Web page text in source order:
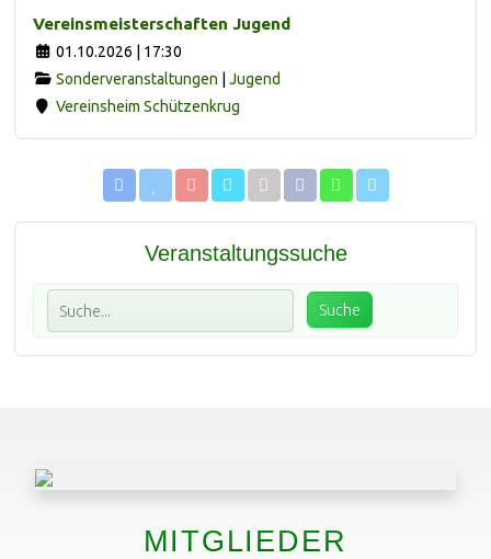
Vereinsmeisterschaften Jugend
01.10.2026 | 17:30
Sonderveranstaltungen
Jugend
Vereinsheim Schützenkrug
Veranstaltungssuche
MITGLIEDER